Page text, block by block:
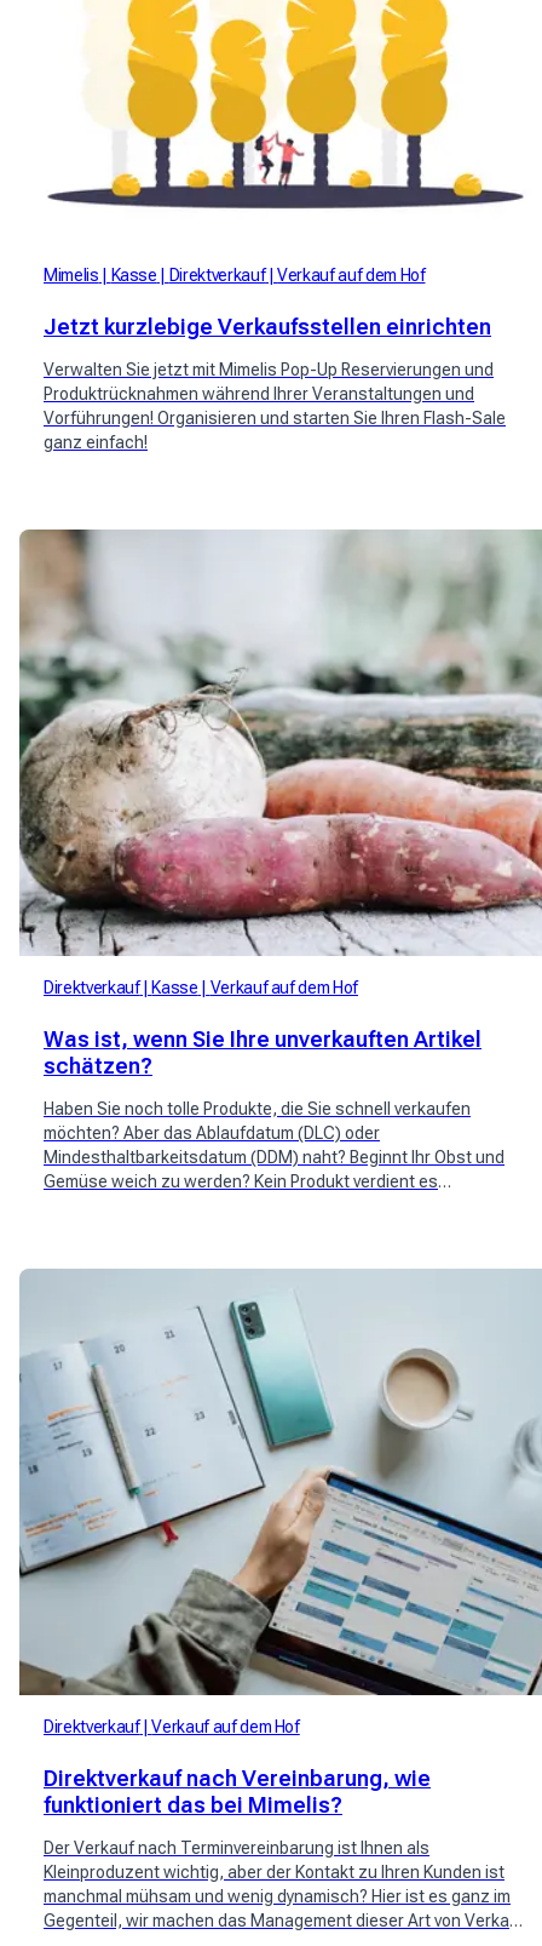
Mimelis Kasse Direktverkauf Verkauf auf dem Hof
Jetzt kurzlebige Verkaufsstellen einrichten
Verwalten Sie jetzt mit Mimelis Pop-Up Reservierungen und
Produktrücknahmen während Ihrer Veranstaltungen und
Vorführungen! Organisieren und starten Sie Ihren Flash-Sale
ganz einfach!
Direktverkauf Kasse Verkauf auf dem Hof
Was ist, wenn Sie Ihre unverkauften Artikel
schätzen?
Haben Sie noch tolle Produkte, die Sie schnell verkaufen
möchten? Aber das Ablaufdatum (DLC) oder
Mindesthaltbarkeitsdatum (DDM) naht? Beginnt Ihr Obst und
Gemüse weich zu werden? Kein Produkt verdient es
Direktverkauf Verkauf auf dem Hof
Direktverkauf nach Vereinbarung, wie
funktioniert das bei Mimelis?
Der Verkauf nach Terminvereinbarung ist Ihnen als
Kleinproduzent wichtig, aber der Kontakt zu Ihren Kunden ist
manchmal mühsam und wenig dynamisch? Hier ist es ganz im
Gegenteil, wir machen das Management dieser Art von Verkauf